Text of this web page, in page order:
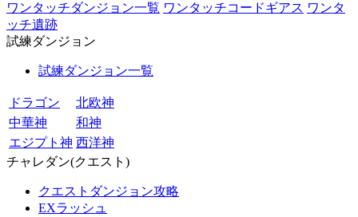
ワンタッチダンジョン一覧 ワンタッチコードギアス ワンタ
ッチ遺跡
試練ダンジョン
試練ダンジョン一覧
ドラゴン
北欧神
中華神
和神
エジプト神 西洋神
チャレダン(クエスト)
クエストダンジョン攻略
EXラッシュ